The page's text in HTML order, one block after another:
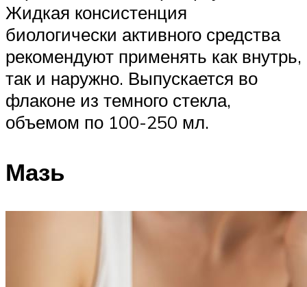
Жидкая консистенция
биологически активного средства
рекомендуют применять как внутрь,
так и наружно. Выпускается во
флаконе из темного стекла,
объемом по 100-250 мл.
Мазь